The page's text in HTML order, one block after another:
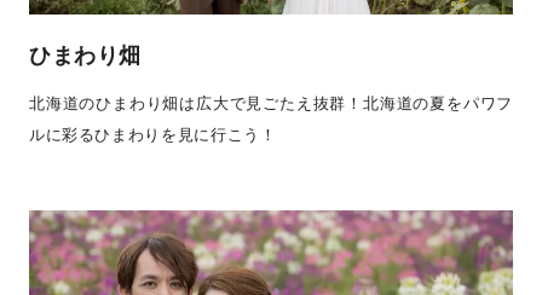
ひまわり畑
北海道のひまわり畑は広大で見ごたえ抜群！北海道の夏をパワフ
ルに彩るひまわりを見に行こう！